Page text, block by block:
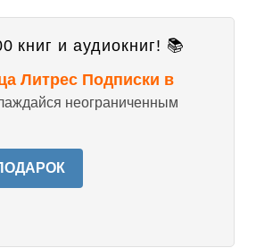
книг и аудиокниг! 📚
Литрес Подписки в
неограниченным